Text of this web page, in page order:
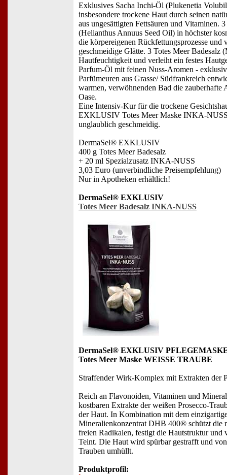
Exklusives Sacha Inchi-Öl (Plukenetia
insbesondere trockene Haut durch seinen
aus ungesättigten Fettsäuren und Vitaminen.
(Helianthus Annuus Seed Oil) in höchster
die körpereigenen Rückfettungsprozesse und
geschmeidige Glätte. 3 Totes Meer Badesalz
Hautfeuchtigkeit und verleiht ein festes
Parfum-Öl mit feinen Nuss-Aromen -
Parfümeuren aus Grasse/ Südfrankreich
warmen, verwöhnenden Bad die zauberhafte
Oase.
Eine Intensiv-Kur für die trockene
EXKLUSIV Totes Meer Maske INKA-
unglaublich geschmeidig.
DermaSel® EXKLUSIV
400 g Totes Meer Badesalz
+ 20 ml Spezialzusatz INKA-NUSS
3,03 Euro (unverbindliche Preisempfehlung)
Nur in Apotheken erhältlich!
DermaSel® EXKLUSIV
Totes Meer Badesalz INKA-NUSS
DermaSel® EXKLUSIV
Totes Meer Maske WEISSE TRAUBE
Straffender Wirk-Komplex mit Extrakten der
Reich an Flavonoiden, Vitaminen und
kostbaren Extrakte der weißen Prosecco-
der Haut. In Kombination mit dem
Mineralienkonzentrat DHB 400® schützt die
freien Radikalen, festigt die Hautstruktur und
Teint. Die Haut wird spürbar gestrafft und
Trauben umhüllt.
Produktprofil: